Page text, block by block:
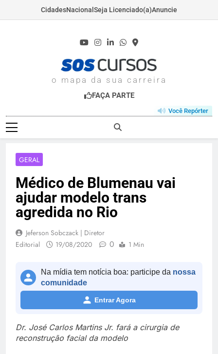
CidadesNacional Seja Licenciado(a)Anuncie
o mapa da sua carreira
FAÇA PARTE
Você Repórter
GERAL
Médico de Blumenau vai
ajudar modelo trans
agredida no Rio
Jeferson Sobczack | Diretor
Editorial
19/08/2020 0 1 Min
Na mídia tem notícia boa: participe da nossa
comunidade
Entrar Agora
Dr. José Carlos Martins Jr. fará a cirurgia de
reconstrução facial da modelo